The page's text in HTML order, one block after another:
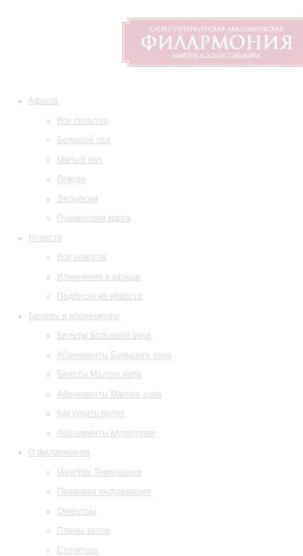
Афиша
Все события
Большой зал
Малый зал
Лекции
Экскурсии
Пушкинская карта
Новости
Все новости
Изменения в афише
Подписка на новости
Билеты и абонементы
Билеты Большого зала
Абонементы Большого зала
Билеты Малого зала
Абонементы Малого зала
Как купить билет
Абонементы Музитория
О филармонии
Маэстро Темирканов
Правовая информация
Оркестры
Планы залов
Структура